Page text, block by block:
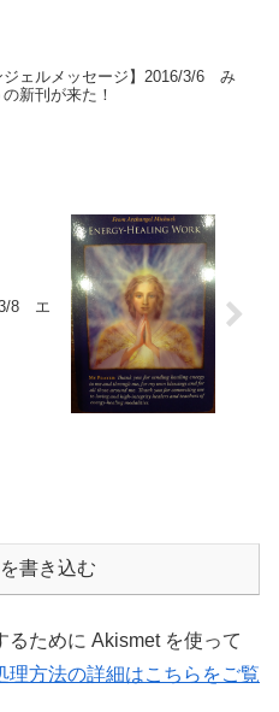
ジェルメッセージ】2016/3/6 み
新刊が来た！
3/8 エ
書き込む
るために Akismet を使って
理方法の詳細はこちらをご覧